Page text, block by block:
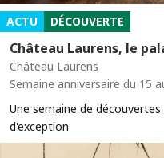
ACTU DÉCOUVERTE
Château Laurens, le
Château Laurens
Semaine anniversaire du 15
Une semaine de
d'exception